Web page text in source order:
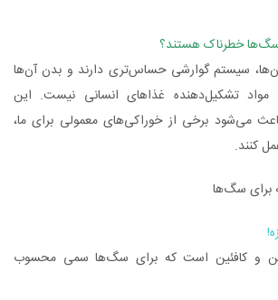
خطرناک هستند؟
سیستم گوارشی حساس‌تری دارند و بدن آن‌ها
مواد تشکیل‌دهنده غذاهای انسانی نیست. این
می‌شود برخی از خوراکی‌های معمولی برای ما،
کنند.
برای سگ‌ها
و کافئین است که برای سگ‌ها سمی محسوب